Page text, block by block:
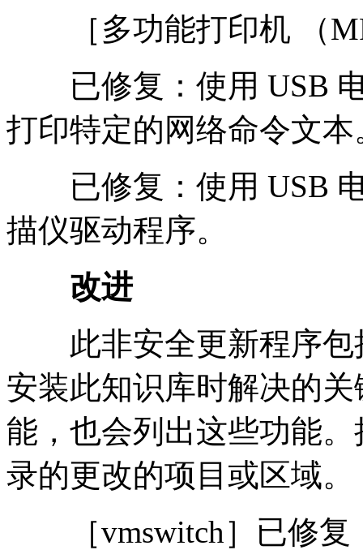
［多功能打印机 （
已修复：使用 USB 电
打印特定的网络命令文本
已修复：使用 USB 电
描仪驱动程序。
改进
此非安全更新程序包
安装此知识库时解决的
能，也会列出这些功能
录的更改的项目或区域。
［vmswitch］已修复